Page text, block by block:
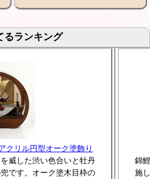
るランキング
クリル円型オーク塗飾り
威した渋い色合いと牡丹
です。オーク塗木目枠の
錦
施